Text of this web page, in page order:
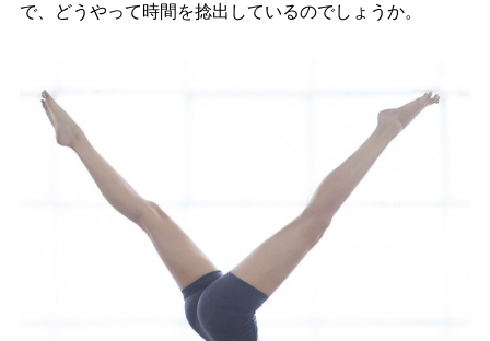
で、どうやって時間を捻出しているのでしょうか。